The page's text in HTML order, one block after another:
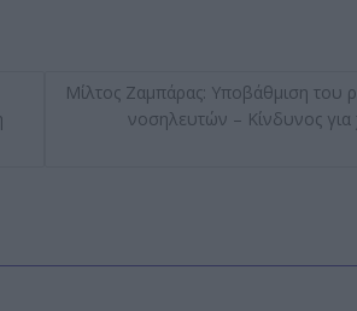
Μίλτος Ζαμπάρας: Υποβάθμιση του
νοσηλευτών – Κίνδυνος για